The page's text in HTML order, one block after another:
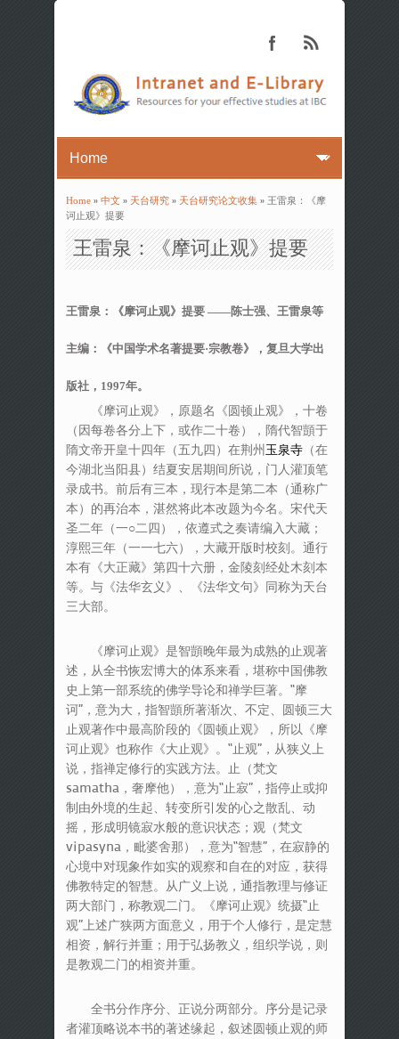
You are here
Home» 中文 » 天台研究» 天台研究论文收集» 王雷泉：《摩
诃止观》提要
王雷泉：《摩诃止观》提要
王雷泉：《摩诃止观》提要 ——陈士强、王雷泉等
主编：《中国学术名著提要·宗教卷》，复旦大学出
版社，1997年。
《摩诃止观》，原题名《圆顿止观》，十卷
（因每卷各分上下，或作二十卷），隋代智顗于
隋文帝开皇十四年（五九四）在荆州 玉泉寺（在
今湖北当阳县）结夏安居期间所说，门人灌顶笔
录成书。前后有三本，现行本是第二本（通称广
本）的再治本，湛然将此本改题为今名。宋代天
圣二年（一○二四），依遵式之奏请编入大藏；
淳熙三年（一一七六），大藏开版时校刻。通行
本有《大正藏》第四十六册，金陵刻经处木刻本
等。与《法华玄义》、《法华文句》同称为天台
三大部。
《摩诃止观》是智顗晚年最为成熟的止观著
述，从全书恢宏博大的体系来看，堪称中国佛教
史上第一部系统的佛学导论和禅学巨著。“摩
诃”，意为大，指智顗所著渐次、不定、圆顿三大
止观著作中最高阶段的《圆顿止观》，所以《摩
诃止观》也称作《大止观》。“止观”，从狭义上
说，指禅定修行的实践方法。止（梵文
samatha，奢摩他），意为“止寂”，指停止或抑
制由外境的生起、转变所引发的心之散乱、动
摇，形成明镜寂水般的意识状态；观（梵文
vipasyna，毗婆舍那），意为“智慧”，在寂静的
心境中对现象作如实的观察和自在的对应，获得
佛教特定的智慧。从广义上说，通指教理与修证
两大部门，称教观二门。《摩诃止观》统摄“止
观”上述广狭两方面意义，用于个人修行，是定慧
相资，解行并重；用于弘扬教义，组织学说，则
是教观二门的相资并重。
全书分作序分、正说分两部分。序分是记录
者灌顶略说本书的著述缘起，叙述圆顿止观的师